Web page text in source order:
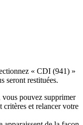
« CDI (941) »
seront restituées.
vous pouvez supprimer
critères et relancer votre